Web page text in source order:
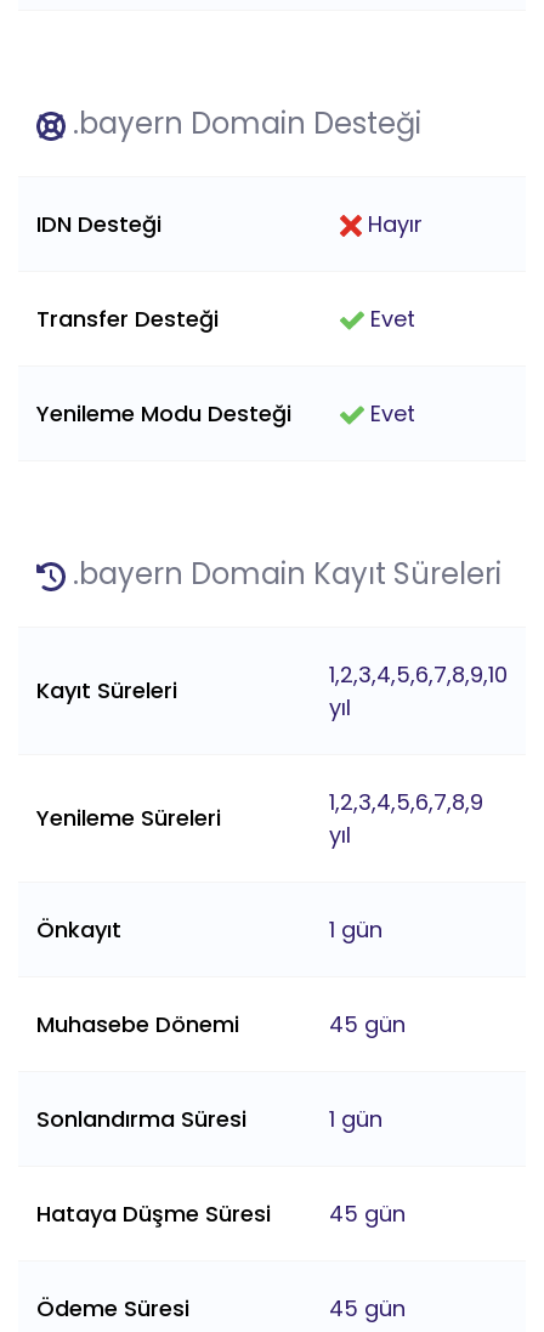
.bayern Domain Desteği
IDN Desteği Hayır
Transfer Desteği Evet
Yenileme Modu Desteği Evet
.bayern Domain Kayıt Süreleri
Kayıt Süreleri
1,2,3,4,5,6,7,8,9,10
yıl
Yenileme Süreleri
1,2,3,4,5,6,7,8,9
yıl
Önkayıt 1 gün
Muhasebe Dönemi 45 gün
Sonlandırma Süresi 1 gün
Hataya Düşme Süresi 45 gün
Ödeme Süresi 45 gün